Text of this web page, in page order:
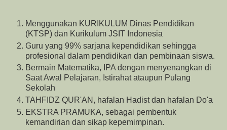
Menggunakan KURIKULUM Dinas Pendidikan
(KTSP) dan Kurikulum JSIT Indonesia
Guru yang 99% sarjana kependidikan sehingga
profesional dalam pendidikan dan pembinaan siswa.
Bermain Matematika, IPA dengan menyenangkan di
Saat Awal Pelajaran, Istirahat ataupun Pulang
Sekolah
TAHFIDZ QUR'AN, hafalan Hadist dan hafalan Do'a
EKSTRA PRAMUKA, sebagai pembentuk
kemandirian dan sikap kepemimpinan.